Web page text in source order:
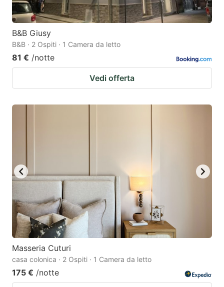
B&B Giusy
B&B · 2 Ospiti · 1 Camera da letto
81 € /notte
Vedi offerta
Masseria Cuturi
casa colonica · 2 Ospiti · 1 Camera da letto
175 € /notte